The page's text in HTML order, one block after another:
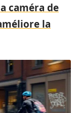
caméra de
la